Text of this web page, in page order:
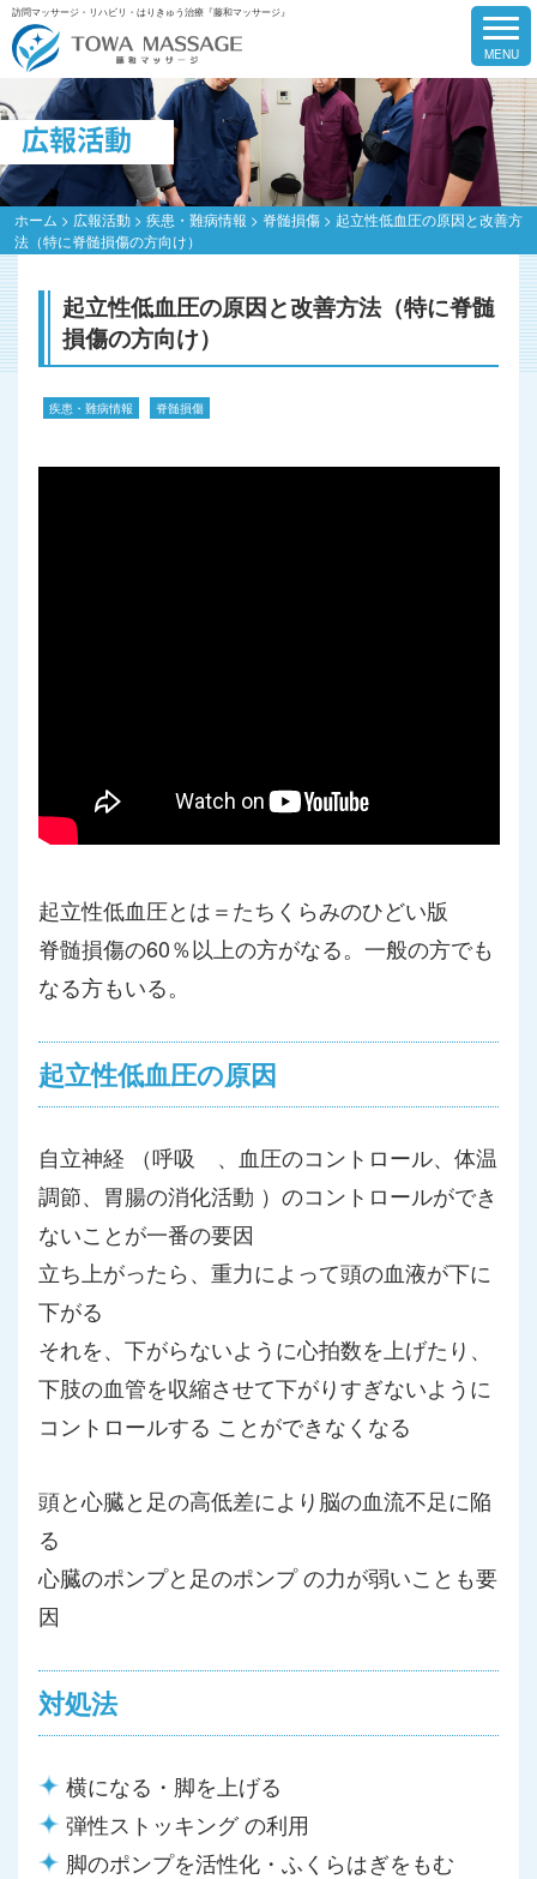
訪問マッサージ・リハビリ・はりきゅう治療『藤和マッサージ』
広報活動
ホーム > 広報活動> 疾患・難病情報 > 脊髄損傷> 起立性低血圧の原因と改善方
法（特に脊髄損傷の方向け）
起立性低血圧の原因と改善方法（特に脊髄
損傷の方向け）
疾患・難病情報 脊髄損傷
起立性低血圧とは＝たちくらみのひどい版
脊髄損傷の60％以上の方がなる。一般の方でも
なる方もいる。
起立性低血圧の原因
自立神経 （呼吸 、血圧のコントロール、体温
調節、胃腸の消化活動 ）のコントロールができ
ないことが一番の要因
立ち上がったら、重力によって頭の血液が下に
下がる
それを、下がらないように心拍数を上げたり、
下肢の血管を収縮させて下がりすぎないように
コントロールする ことができなくなる
頭と心臓と足の高低差により脳の血流不足に陥
る
心臓のポンプと足のポンプ の力が弱いことも要
因
対処法
横になる・脚を上げる
弾性ストッキング の利用
脚のポンプを活性化・ふくらはぎをもむ